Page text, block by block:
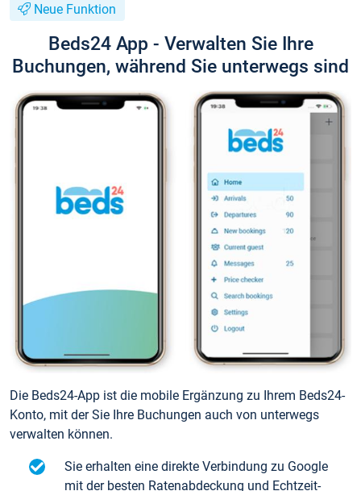
Neue Funktion
Beds24 App - Verwalten Sie Ihre
Buchungen, während Sie unterwegs sind
Die Beds24-App ist die mobile Ergänzung zu Ihrem Beds24-
Konto, mit der Sie Ihre Buchungen auch von unterwegs
verwalten können.
Sie erhalten eine direkte Verbindung zu Google
mit der besten Ratenabdeckung und Echtzeit-